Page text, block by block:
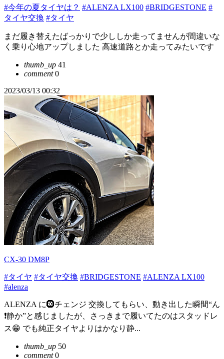
#今年の夏タイヤは？ #ALENZA LX100 #BRIDGESTONE #
タイヤ交換 #タイヤ
まだ履き替えたばっかりで少ししか走ってませんが間違いな
く乗り心地アップしました 高速道路とか走ってみたいです
thumb_up 41
comment0
2023/03/13 00:32
CX-30 DM8P
#タイヤ #タイヤ交換 #BRIDGESTONE #ALENZA LX100
#alenza
ALENZA に🛞チェンジ 交換してもらい、動き出した瞬間“ん
❗️静か”と感じましたが、さっきまで履いてたのはスタッドレ
ス😁 でも純正タイヤよりはかなり静...
thumb_up 50
comment0